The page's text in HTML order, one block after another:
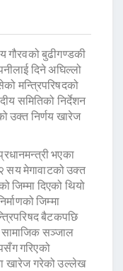
गौरवको बुढीगण्डकी
दिने अघिल्लो
मन्त्रिपरिषदको
समितिको निर्देशन
उक्त निर्णय खारेज
भएका
सय मेगावाटको उक्त
जिम्मा दिएको थियो
जिम्मा
बैटकपछि
सामाजिक सञ्जाल
गरिएको
खारेज गरेको उल्लेख